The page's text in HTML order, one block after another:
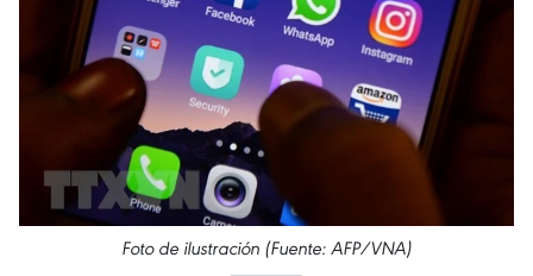
Foto de ilustración (Fuente: AFP/VNA)